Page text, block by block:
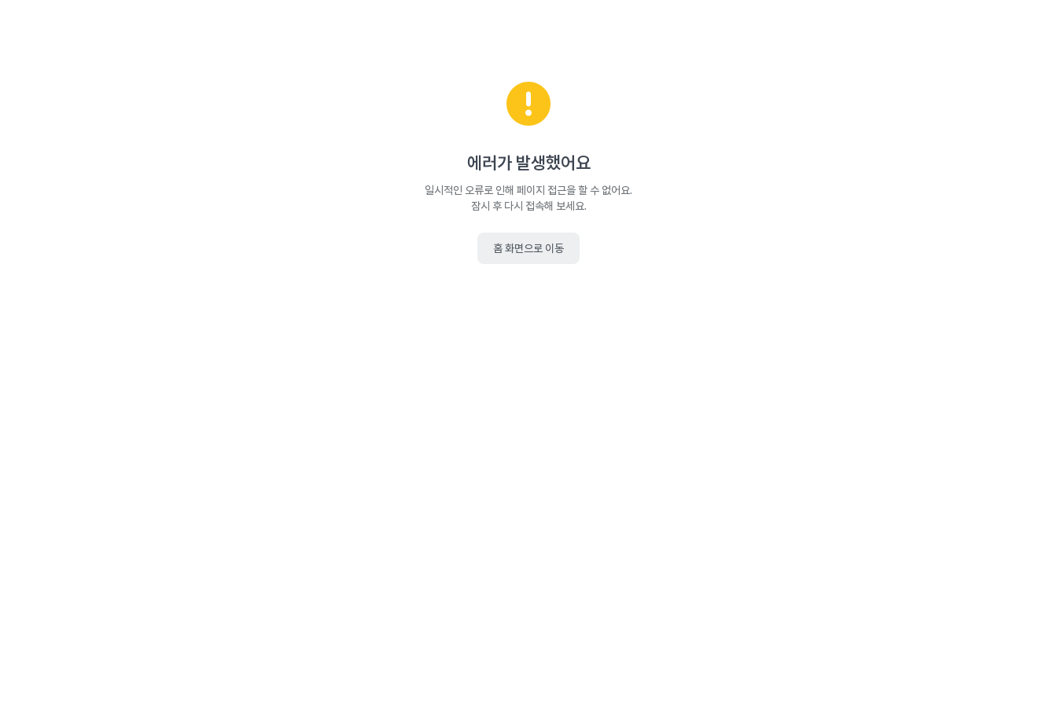
에러가 발생했어요
일시적인 오류로 인해 페이지 접근을 할 수 없어요.
잠시 후 다시 접속해 보세요.
홈 화면으로 이동